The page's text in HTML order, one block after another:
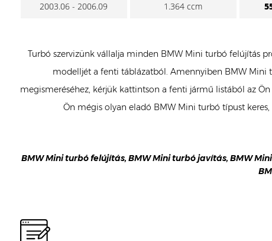
2003.06 - 2006.09 1.364 ccm
Turbó szervizünk vállalja minden BMW Mini turbó felújítás
modelljét a fenti táblázatból. Amennyiben BMW Mini
megismeréséhez, kérjük kattintson a fenti jármű listából az
Ön mégis olyan eladó BMW Mini turbó típust
BMW Mini turbó felújítás, BMW Mini turbó javítás, BMW